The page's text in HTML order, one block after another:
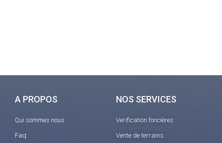
A PROPOS
Qui sommes nous
Faq
NOS SERVICES
Verification foncières
Vente de terrains